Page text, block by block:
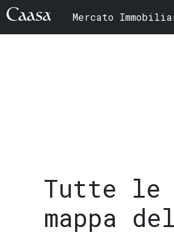
Mercato
Tutte le
mappa